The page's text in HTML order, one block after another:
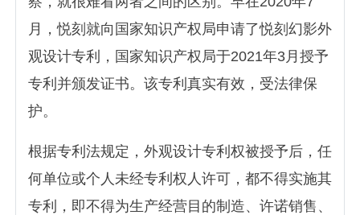
月，悦刻就向国家知识产权局申请了悦刻幻影外
观设计专利，国家知识产权局于2021年3月授予
专利并颁发证书。该专利真实有效，受法律保
护。
根据专利法规定，外观设计专利权被授予后，任
何单位或个人未经专利权人许可，都不得实施其
专利，即不得为生产经营目的制造、许诺销售、